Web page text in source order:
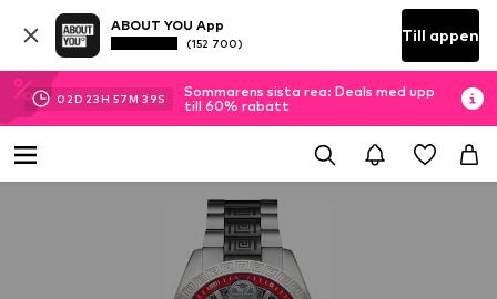
ABOUT YOU App
(152 700) Till appen
02D 23H 57M 39S
Sommarens sista rea: Deals med upp
till 60% rabatt